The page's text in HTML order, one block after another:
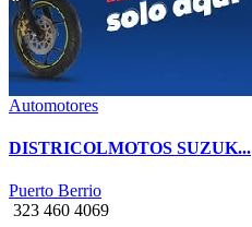
Automotores
DISTRICOLMOTOS SUZUK...
Puerto Berrio
323 460 4069